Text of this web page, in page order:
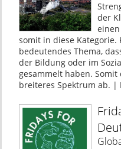
der
somit in diese Kategorie.
bedeutendes Thema,
der Bildung oder im
gesammelt haben.
breiteres Spektrum ab. |